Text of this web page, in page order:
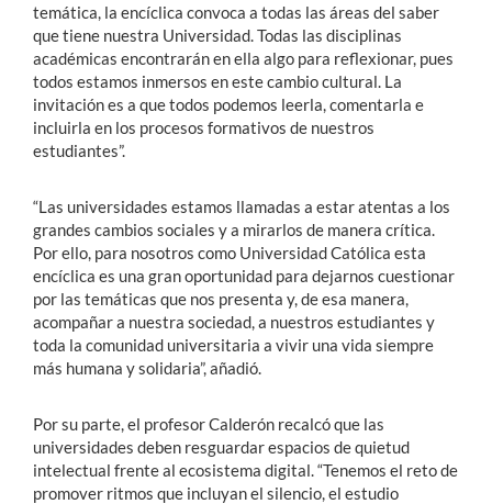
temática, la encíclica convoca a todas las áreas del saber
que tiene nuestra Universidad. Todas las disciplinas
académicas encontrarán en ella algo para reflexionar, pues
todos estamos inmersos en este cambio cultural. La
invitación es a que todos podemos leerla, comentarla e
incluirla en los procesos formativos de nuestros
estudiantes”.
“Las universidades estamos llamadas a estar atentas a los
grandes cambios sociales y a mirarlos de manera crítica.
Por ello, para nosotros como Universidad Católica esta
encíclica es una gran oportunidad para dejarnos cuestionar
por las temáticas que nos presenta y, de esa manera,
acompañar a nuestra sociedad, a nuestros estudiantes y
toda la comunidad universitaria a vivir una vida siempre
más humana y solidaria”, añadió.
Por su parte, el profesor Calderón recalcó que las
universidades deben resguardar espacios de quietud
intelectual frente al ecosistema digital. “Tenemos el reto de
promover ritmos que incluyan el silencio, el estudio